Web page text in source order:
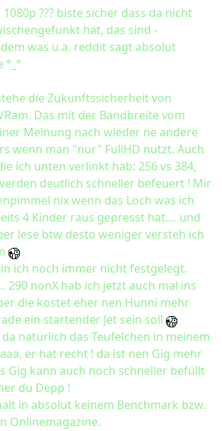
??? biste sicher dass da nicht
hat, das sind -
was u.a. reddit sagt absolut
die Zukunftssicherheit von
Das mit der Bandbreite vom
Meinung nach wieder ne andere
wenn man "nur" FullHD nutzt. Auch
ich unten verlinkt hab: 256 vs 384,
deutlich schneller befeuert ! Mir
nix wenn das Loch was ich
4 Kinder raus gepresst hat.... und
lese btw desto weniger versteh ich
ich noch immer nicht festgelegt.
290 nonX hab ich jetzt auch mal ins
die kostet eher nen Hunni mehr
ein startender Jet sein soll
natürlich das Teufelchen in meinem
er hat recht ! da ist nen Gig mehr
Gig kann auch noch schneller befüllt
du Depp !
in absolut keinem Benchmark bzw.
Onlinemagazine.